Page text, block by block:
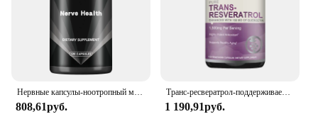
808,61руб.
Транс-ресвератрол-поддерживает функцию головного мозга, способствует здоровью суставов и сердца, борется с старением-120 капсул
1 190,91руб.